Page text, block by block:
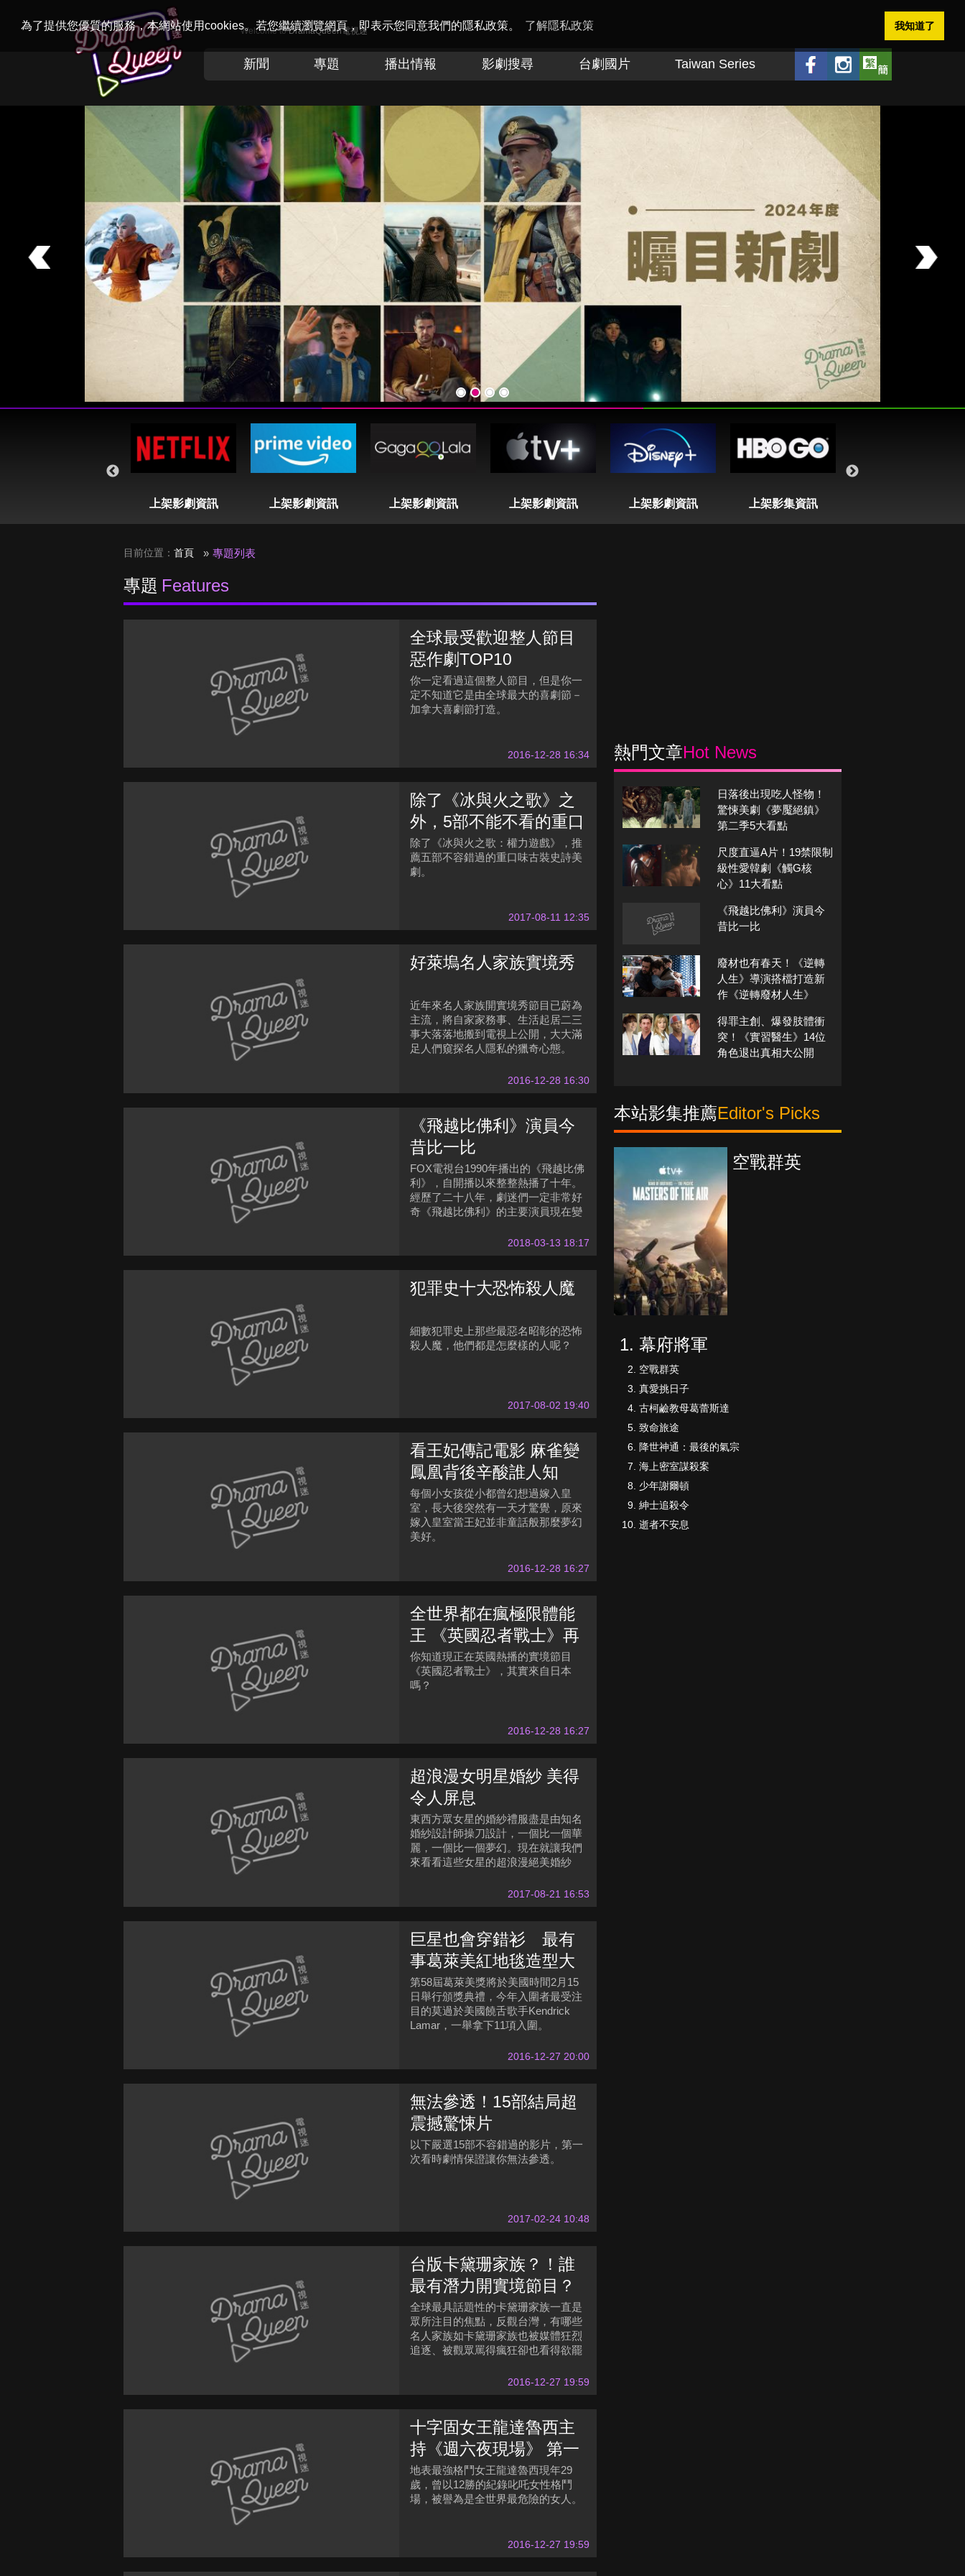
為了提供您優質的服務，本網站使用cookies。若您繼續瀏覽網頁，即表示您同意我們的隱私政策。 了解隱私政策 我知道了
Welcome toDramaQueen電視迷
新聞 專題 播出情報 影劇搜尋 台劇國片 Taiwan Series
Previous Next
上架影劇資訊 上架影劇資訊 上架影劇資訊 上架影劇資訊 上架影劇資訊 上架影集資訊
目前位置： 首頁 專題列表
專題 Features
全球最受歡迎整人節目
惡作劇TOP10
你一定看過這個整人節目，但是你一
定不知道它是由全球最大的喜劇節－
加拿大喜劇節打造。
2016-12-28 16:34
除了《冰與火之歌》之
外，5部不能不看的重口
味古裝史詩美劇推薦
除了《冰與火之歌：權力遊戲》，推
薦五部不容錯過的重口味古裝史詩美
劇。
2017-08-11 12:35
好萊塢名人家族實境秀
近年來名人家族開實境秀節目已蔚為
主流，將自家家務事、生活起居二三
事大落落地搬到電視上公開，大大滿
足人們窺探名人隱私的獵奇心態。
2016-12-28 16:30
《飛越比佛利》演員今
昔比一比
FOX電視台1990年播出的《飛越比佛
利》，自開播以來整整熱播了十年。
經歷了二十八年，劇迷們一定非常好
奇《飛越比佛利》的主要演員現在變
2018-03-13 18:17
犯罪史十大恐怖殺人魔
細數犯罪史上那些最惡名昭彰的恐怖
殺人魔，他們都是怎麼樣的人呢？
2017-08-02 19:40
看王妃傳記電影 麻雀變
鳳凰背後辛酸誰人知
每個小女孩從小都曾幻想過嫁入皇
室，長大後突然有一天才驚覺，原來
嫁入皇室當王妃並非童話般那麼夢幻
美好。
2016-12-28 16:27
全世界都在瘋極限體能
王 《英國忍者戰士》再
創人體顛峰
你知道現正在英國熱播的實境節目
《英國忍者戰士》，其實來自日本
嗎？
2016-12-28 16:27
超浪漫女明星婚紗 美得
令人屏息
東西方眾女星的婚紗禮服盡是由知名
婚紗設計師操刀設計，一個比一個華
麗，一個比一個夢幻。現在就讓我們
來看看這些女星的超浪漫絕美婚紗
2017-08-21 16:53
巨星也會穿錯衫 最有
事葛萊美紅地毯造型大
盤點
第58屆葛萊美獎將於美國時間2月15
日舉行頒獎典禮，今年入圍者最受注
目的莫過於美國饒舌歌手Kendrick
Lamar，一舉拿下11項入圍。
2016-12-27 20:00
無法參透！15部結局超
震撼驚悚片
以下嚴選15部不容錯過的影片，第一
次看時劇情保證讓你無法參透。
2017-02-24 10:48
台版卡黛珊家族？！誰
最有潛力開實境節目？
全球最具話題性的卡黛珊家族一直是
眾所注目的焦點，反觀台灣，有哪些
名人家族如卡黛珊家族也被媒體狂烈
追逐、被觀眾罵得瘋狂卻也看得欲罷
2016-12-27 19:59
十字固女王龍達魯西主
持《週六夜現場》 第一
次上電視不用被揍
地表最強格鬥女王龍達魯西現年29
歲，曾以12勝的紀錄叱吒女性格鬥
場，被譽為是全世界最危險的女人。
2016-12-27 19:59
熱門文章Hot News
日落後出現吃人怪物！
驚悚美劇《夢魘絕鎮》
第二季5大看點
尺度直逼A片！19禁限制
級性愛韓劇《觸G核
心》11大看點
《飛越比佛利》演員今
昔比一比
廢材也有春天！《逆轉
人生》導演搭檔打造新
作《逆轉廢材人生》
得罪主創、爆發肢體衝
突！《實習醫生》14位
角色退出真相大公開
本站影集推薦Editor's Picks
空戰群英
幕府將軍
空戰群英
真愛挑日子
古柯鹼教母葛蕾斯達
致命旅途
降世神通：最後的氣宗
海上密室謀殺案
少年謝爾頓
紳士追殺令
逝者不安息